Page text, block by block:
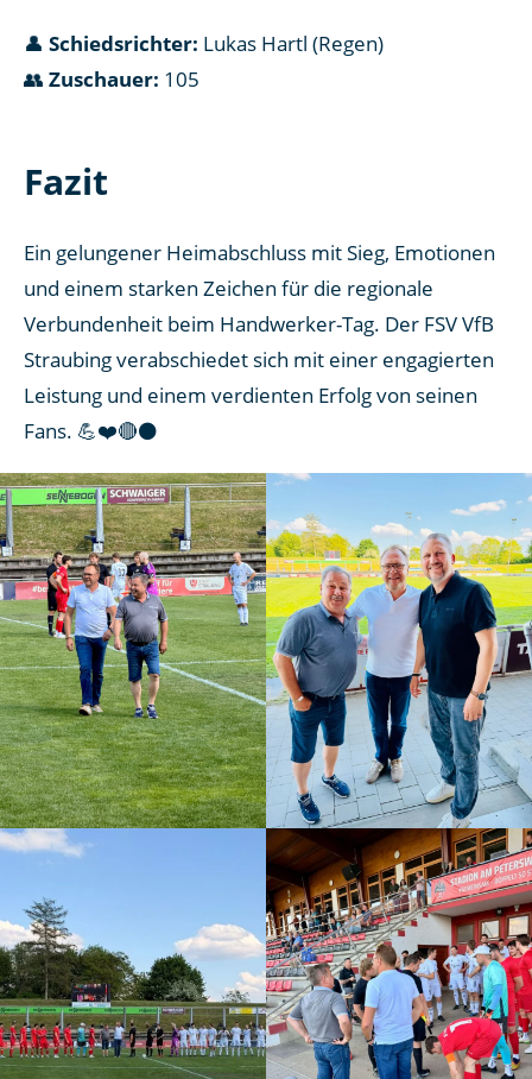
👤 Schiedsrichter: Lukas Hartl (Regen)
👥 Zuschauer: 105
Fazit
Ein gelungener Heimabschluss mit Sieg, Emotionen
und einem starken Zeichen für die regionale
Verbundenheit beim Handwerker-Tag. Der FSV VfB
Straubing verabschiedet sich mit einer engagierten
Leistung und einem verdienten Erfolg von seinen
Fans. 💪❤️🔴⚫